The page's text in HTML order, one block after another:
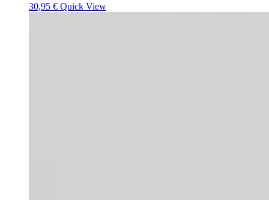
30,95 € Quick View